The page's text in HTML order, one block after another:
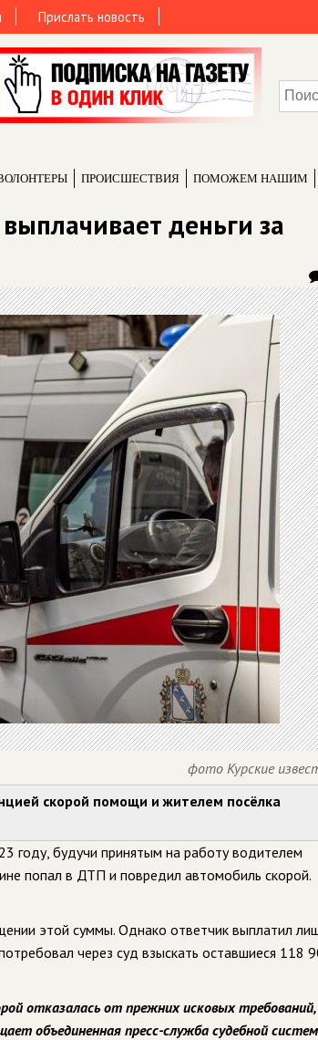
Прислать новость
ПРОИCШЕСТВИЯ ПОМОЖЕМ НАШИМ
деньги за
фото Курские
скорой помощи и жителем посёлка
году, будучи принятым на работу водителем
попал в ДТП и повредил автомобиль скорой.
этой суммы. Однако ответчик выплатил
через суд взыскать оставшиеся 118
отказалась от прежних исковых
объединенная пресс-служба судебной